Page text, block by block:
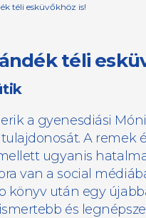
téli esküvőkhöz is!
téli
a gyenesdiási
A remek
ugyanis
van a social
könyv után egy
és